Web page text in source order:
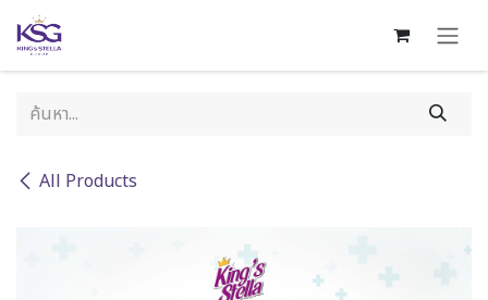
Skip to Content
All Products